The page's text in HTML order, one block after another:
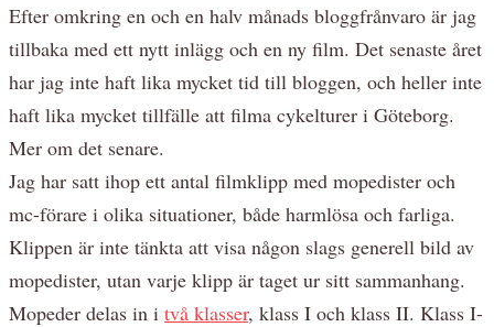
Efter omkring en och en halv månads bloggfrånvaro är jag
tillbaka med ett nytt inlägg och en ny film. Det senaste året
har jag inte haft lika mycket tid till bloggen, och heller inte
haft lika mycket tillfälle att filma cykelturer i Göteborg.
Mer om det senare.
Jag har satt ihop ett antal filmklipp med mopedister och
mc-förare i olika situationer, både harmlösa och farliga.
Klippen är inte tänkta att visa någon slags generell bild av
mopedister, utan varje klipp är taget ur sitt sammanhang.
Mopeder delas in i två klasser, klass I och klass II. Klass I-